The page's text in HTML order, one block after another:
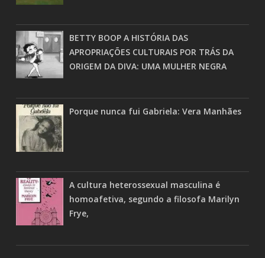
BETTY BOOP A HISTÓRIA DAS
APROPRIAÇÕES CULTURAIS POR TRÁS DA
ORIGEM DA DIVA: UMA MULHER NEGRA
Porque nunca fui Gabriela: Vera Manhães
A cultura heterossexual masculina é
homoafetiva, segundo a filosofa Marilyn
Frye,